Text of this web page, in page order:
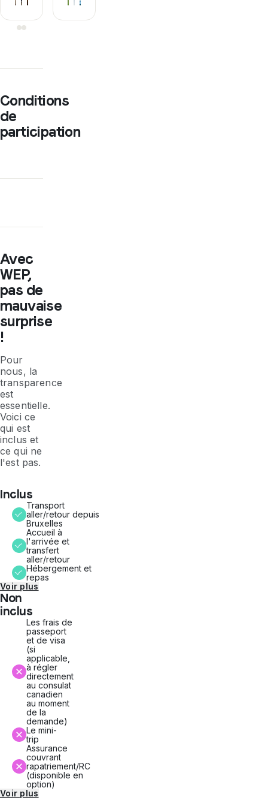
Conditions
de
participation
Avec
WEP,
pas de
mauvaise
surprise
!
Pour
nous, la
transparence
est
essentielle.
Voici ce
qui est
inclus et
ce qui ne
l'est pas.
Inclus
Transport
aller/retour depuis
Bruxelles
Accueil à
l'arrivée et
transfert
aller/retour
Hébergement et
repas
Voir plus
Non
inclus
Les frais de
passeport
et de visa
(si
applicable,
à régler
directement
au consulat
canadien
au moment
de la
demande)
Le mini-
trip
Assurance
couvrant
rapatriement/RC
(disponible en
option)
Voir plus